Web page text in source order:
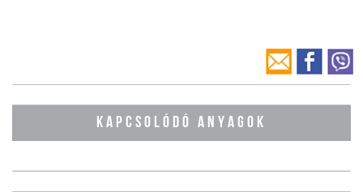
KAPCSOLÓDÓ ANYAGOK